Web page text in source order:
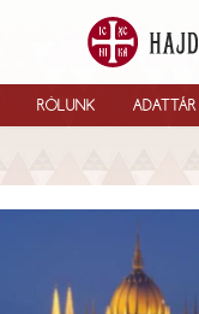
RÓLUNK ADATTÁR